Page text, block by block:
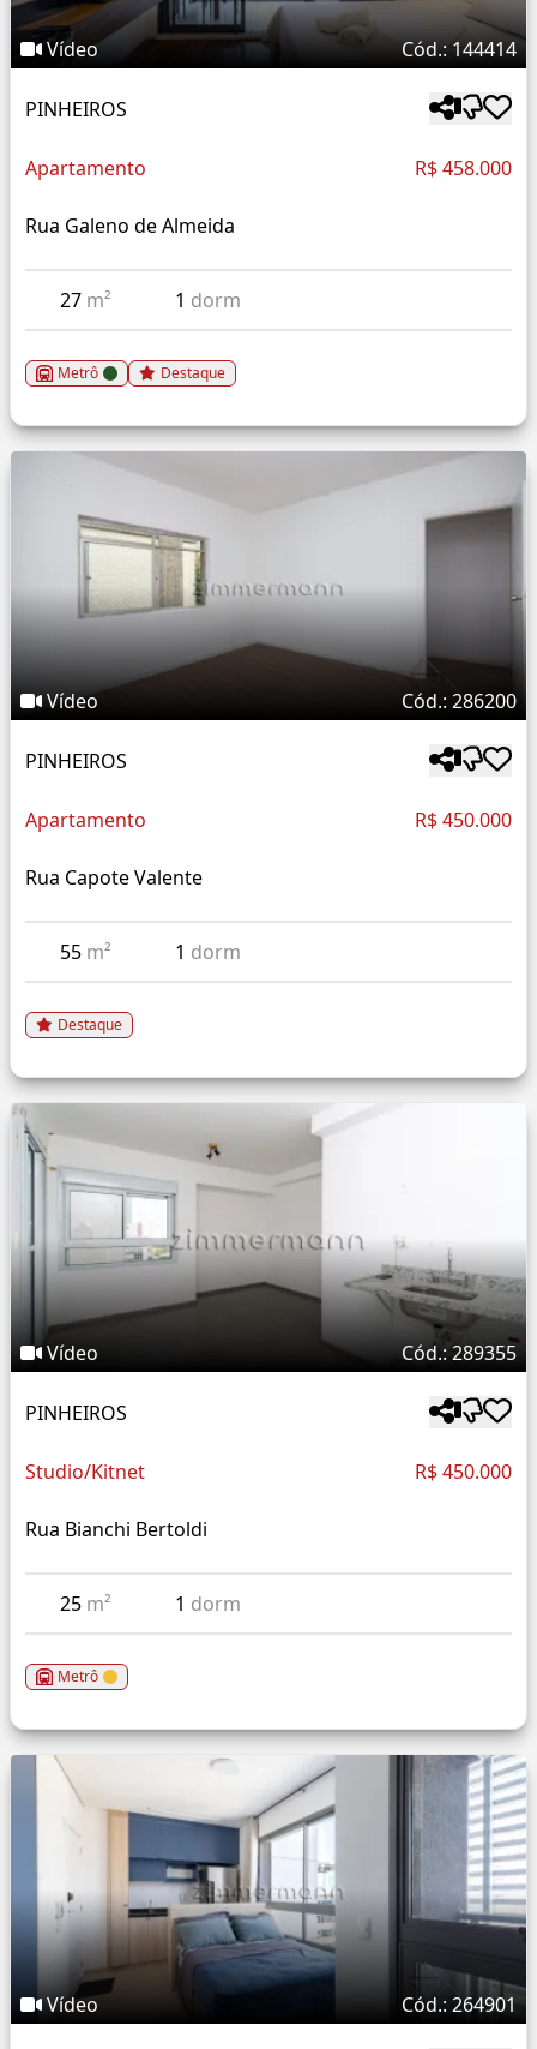
Vídeo Cód.: 144414
PINHEIROS
Apartamento R$ 458.000
Rua Galeno de Almeida
27 m² 1 dorm
Metrô Destaque
Vídeo Cód.: 286200
PINHEIROS
Apartamento R$ 450.000
Rua Capote Valente
55 m² 1 dorm
Destaque
Vídeo Cód.: 289355
PINHEIROS
Studio/Kitnet R$ 450.000
Rua Bianchi Bertoldi
25 m² 1 dorm
Metrô
Vídeo Cód.: 264901